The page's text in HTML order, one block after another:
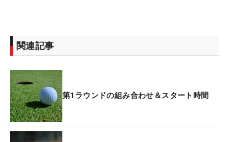
か」と悩んでいたという。そして「これはわがまま
だけど、周りの人が楽しみにしてくれているという
聞こえてきた声援に背中を押され、今季初出場への
決心を固めた。
開幕の1カ月ほど前に推薦についての相談をし、出
場が決まったのはわずか2週間ほど前。「こんな状
関連記事
第1ラウンドの組み合わせ＆スタート時間